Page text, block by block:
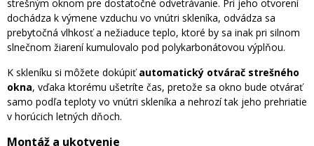
strešným oknom pre dostatočné odvetrávanie. Pri jeho otvorení
dochádza k výmene vzduchu vo vnútri skleníka, odvádza sa
prebytočná vlhkosť a nežiaduce teplo, ktoré by sa inak pri silnom
slnečnom žiarení kumulovalo pod polykarbonátovou výplňou.
K skleníku si môžete dokúpiťautomatický otvárač strešného
okna, vďaka ktorému ušetríte čas, pretože sa okno bude otvárať
samo podľa teploty vo vnútri skleníka a nehrozí tak jeho prehriatie
v horúcich letných dňoch.
Montáž a ukotvenie